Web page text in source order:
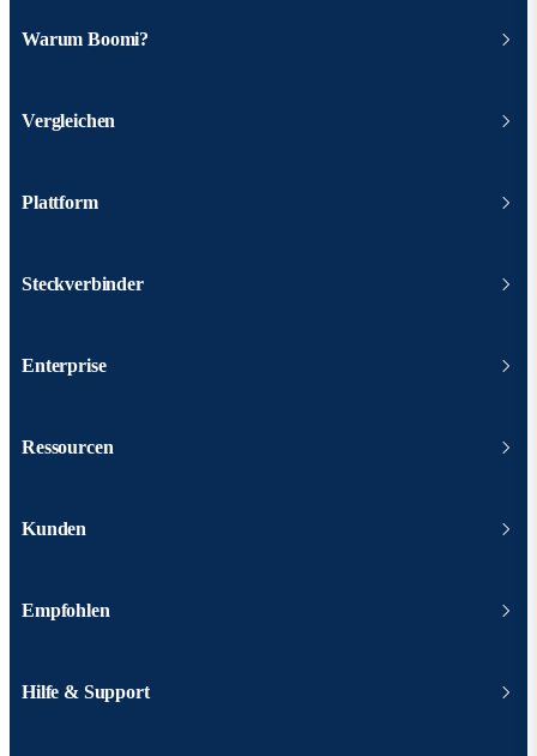
Warum Boomi?
Vergleichen
Plattform
Steckverbinder
Enterprise
Ressourcen
Kunden
Empfohlen
Hilfe & Support